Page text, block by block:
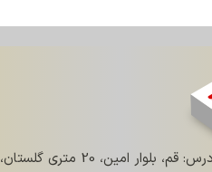
آدرس: قم، بلوار امین، 20 متری گلستان،